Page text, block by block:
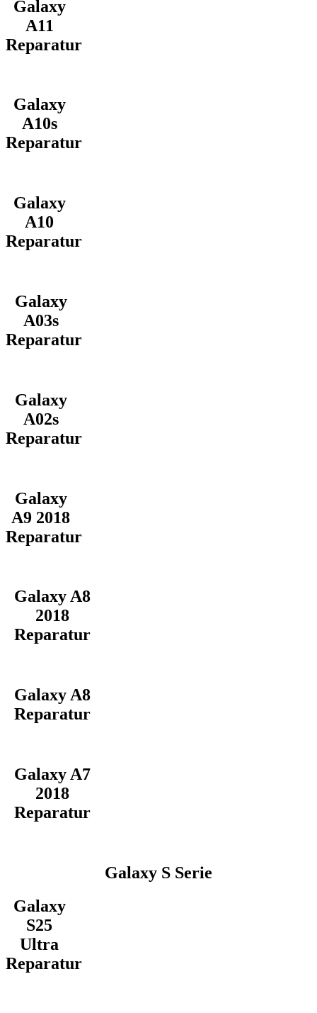
Galaxy
A11
Reparatur
Galaxy
A10s
Reparatur
Galaxy
A10
Reparatur
Galaxy
A03s
Reparatur
Galaxy
A02s
Reparatur
Galaxy
A9 2018
Reparatur
Galaxy A8
2018
Reparatur
Galaxy A8
Reparatur
Galaxy A7
2018
Reparatur
Galaxy S Serie
Galaxy
S25
Ultra
Reparatur